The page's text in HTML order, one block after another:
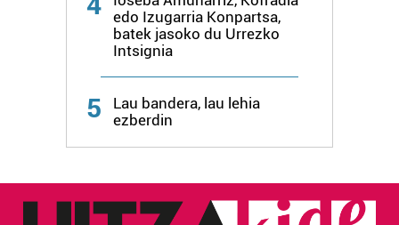
edo Izugarria Konpartsa,
batek jasoko du Urrezko
Intsignia
5
Lau bandera, lau lehia
ezberdin